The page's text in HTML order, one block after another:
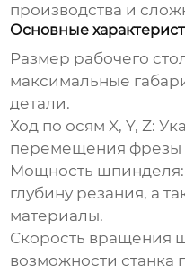
производства и
Основные
Размер рабочего
максимальные
детали.
Ход по осям X, Y, Z:
перемещения фрезы
Мощность шпинделя:
глубину резания, а
материалы.
Скорость вращения
возможности станка